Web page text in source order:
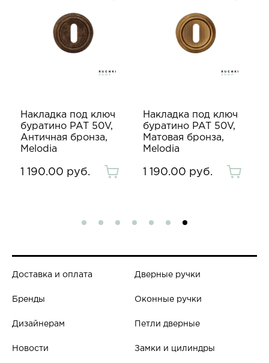
Накладка под ключ
буратино PAT 50V,
Античная бронза,
Melodia
1 190.00 руб.
Накладка под ключ
буратино PAT 50V,
Матовая бронза,
Melodia
1 190.00 руб.
Доставка и оплата
Бренды
Дизайнерам
Новости
Дверные ручки
Оконные ручки
Петли дверные
Замки и цилиндры